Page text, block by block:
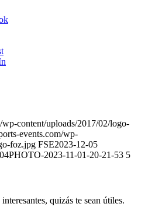
content/uploads/2017/02/logo-
events.com/wp-
foz.jpg FSE2023-12-05
PHOTO-2023-11-01-20-21-53 5
quizás te sean útiles.